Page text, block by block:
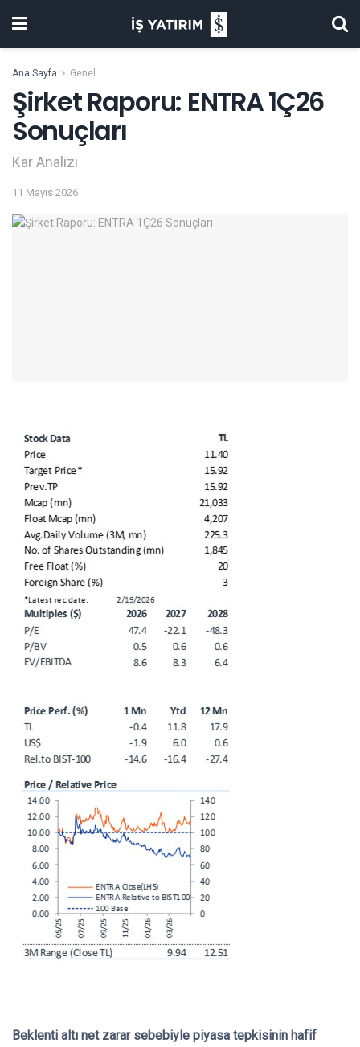
Ana Sayfa Genel
Şirket Raporu: ENTRA 1Ç26
Sonuçları
Kar Analizi
11 Mayıs 2026
Beklenti altı net zarar sebebiyle piyasa tepkisinin hafif